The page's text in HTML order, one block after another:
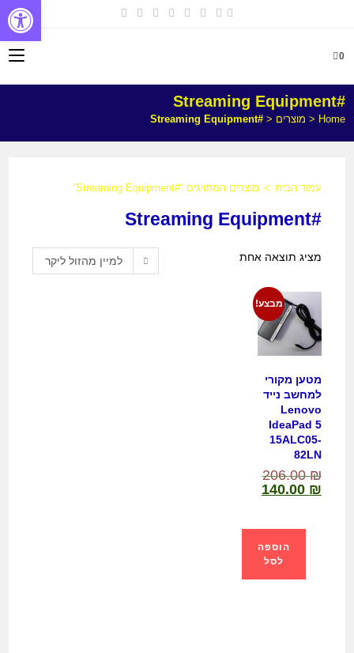
0
#Streaming Equipment
Home
< מוצרים <
#Streaming Equipment
עמוד הבית > מוצרים המתויגים “#Streaming Equipment”
#Streaming Equipment
מציג תוצאה אחת למיין מהזול ליקר
מבצע!
מטען מקורי
למחשב נייד
Lenovo
IdeaPad 5
15ALC05-
82LN
206.00₪
140.00 ₪
הוספה
לסל